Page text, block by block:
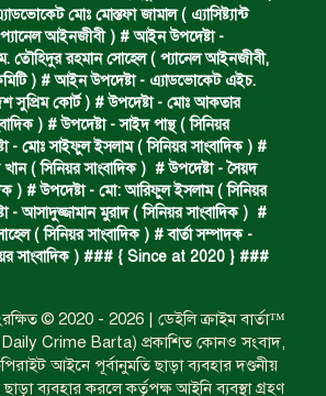
করে স্বামীর আত্মহত্যা।
ও হত্যা মামলায় মৃত্যুদণ্ড।
পানির পাম্প পেল শতাধিক পরিবার।
দুর্ঘটনায় বাসচাপায় মৃত্যুর ঘটনা।
মোঃ মোস্তফা জামাল ( এ‍্যাসিষ্ট‍্যান্ট
প‍্যানেল আইনজীবী ) # আইন উপদেষ্টা -
তৌহিদুর রহমান সোহেল ( প‍্যানেল আইনজীবী,
) # আইন উপদেষ্টা - এ্যাডভোকেট এইচ.
সুপ্রিম কোর্ট ) # উপদেষ্টা - মোঃ আকতার
) # উপদেষ্টা - সাইদ পান্থ ( সিনিয়র
- মোঃ সাইফুল ইসলাম ( সিনিয়র সাংবাদিক ) #
( সিনিয়র সাংবাদিক ) # উপদেষ্টা - সৈয়দ
) # উপদেষ্টা - মো: আরিফুল ইসলাম ( সিনিয়র
- আসাদুজ্জামান মুরাদ ( সিনিয়র সাংবাদিক ) #
( সিনিয়র সাংবাদিক ) # বার্তা সম্পাদক -
সাংবাদিক ) ### { Since at 2020 } ###
সংরক্ষিত © 2020 - 2026 | ডেইলি ক্রাইম বার্তা™
( Daily Crime Barta) প্রকাশিত কোনও সংবাদ,
আইনে পূর্বানুমতি ছাড়া ব্যবহার দণ্ডনীয়
ব্যবহার করলে কর্তৃপক্ষ আইনি ব্যবস্থা গ্রহণ